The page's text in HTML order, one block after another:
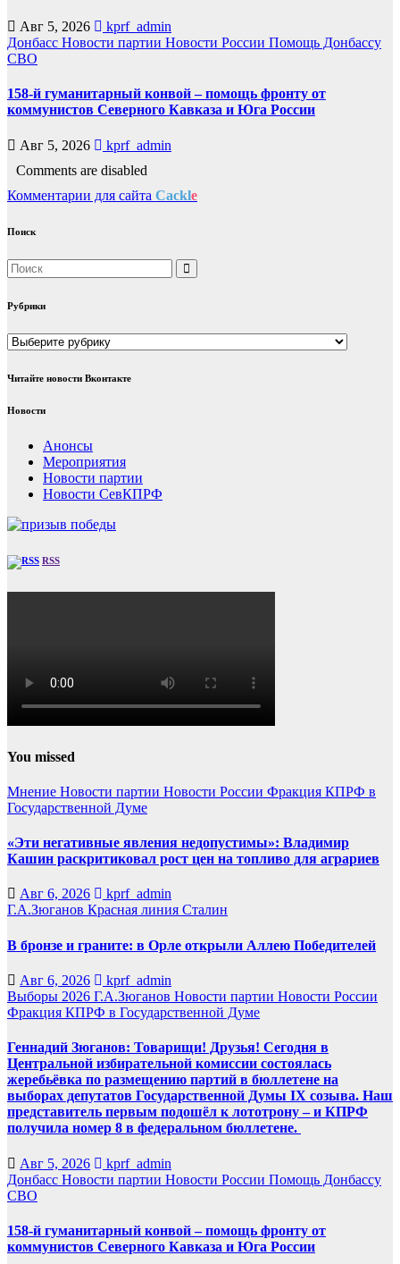
Авг 5, 2026
kprf_admin
Донбасс Новости партии Новости России Помощь Донбассу
СВО
158-й гуманитарный конвой – помощь фронту от
коммунистов Северного Кавказа и Юга России
Авг 5, 2026
kprf_admin
Comments are disabled
Комментарии для сайта Cackle
Поиск
Рубрики
Рубрики
Читайте новости Вконтакте
Новости
Анонсы
Мероприятия
Новости партии
Новости СевКПРФ
RSS
You missed
Мнение Новости партии Новости России Фракция КПРФ в
Государственной Думе
«Эти негативные явления недопустимы»: Владимир
Кашин раскритиковал рост цен на топливо для аграриев
Авг 6, 2026
kprf_admin
Г.А.Зюганов Красная линия Сталин
В бронзе и граните: в Орле открыли Аллею Победителей
Авг 6, 2026
kprf_admin
Выборы 2026 Г.А.Зюганов Новости партии Новости России
Фракция КПРФ в Государственной Думе
Геннадий Зюганов: Товарищи! Друзья! Сегодня в
Центральной избирательной комиссии состоялась
жеребьёвка по размещению партий в бюллетене на
выборах депутатов Государственной Думы IX созыва. Наш
представитель первым подошёл к лототрону – и КПРФ
получила номер 8 в федеральном бюллетене.
Авг 5, 2026
kprf_admin
Донбасс Новости партии Новости России Помощь Донбассу
СВО
158-й гуманитарный конвой – помощь фронту от
коммунистов Северного Кавказа и Юга России